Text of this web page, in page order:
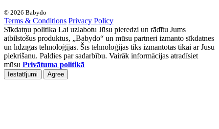
© 2026 Babydo
Terms & Conditions Privacy Policy
Sīkdatņu politika Lai uzlabotu Jūsu pieredzi un rādītu Jums
atbilstošus produktus, „Babydo“ un mūsu partneri izmanto sīkdatnes
un līdzīgas tehnoloģijas. Šīs tehnoloģijas tiks izmantotas tikai ar Jūsu
piekrišanu. Paldies par sadarbību. Vairāk informācijas atradīsiet
mūsu Privātuma politikā
Iestatījumi Agree